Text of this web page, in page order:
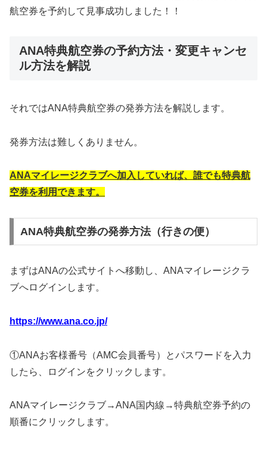
航空券を予約して見事成功しました！！
ANA特典航空券の予約方法・変更キャンセ
ル方法を解説
それではANA特典航空券の発券方法を解説します。
発券方法は難しくありません。
ANAマイレージクラブへ加入していれば、誰でも特典航
空券を利用できます。
ANA特典航空券の発券方法（行きの便）
まずはANAの公式サイトへ移動し、ANAマイレージクラ
ブへログインします。
https://www.ana.co.jp/
①ANAお客様番号（AMC会員番号）とパスワードを入力
したら、ログインをクリックします。
ANAマイレージクラブ→ANA国内線→特典航空券予約の
順番にクリックします。